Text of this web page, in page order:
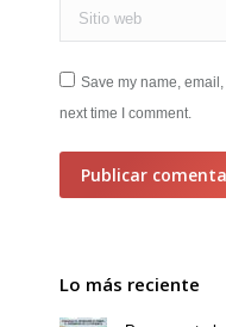
Sitio web
Save my name,
next time I comment.
Publicar
Lo más reciente